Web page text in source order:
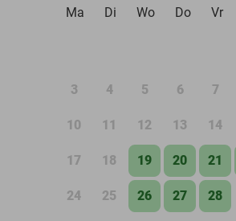
Ma
Di Wo Do Vr
3 4 5 6 7
10 11 12 13 14
17 18 19 20 21
24 25 26 27 28